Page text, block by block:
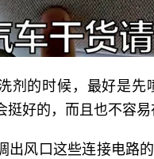
剂的时候，最好是
挺好的，而且也不容易
出风口这些连接电路